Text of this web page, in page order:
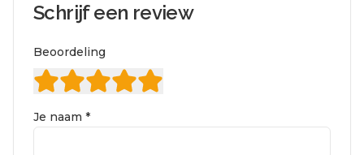
Schrijf een review
Beoordeling
Je naam *